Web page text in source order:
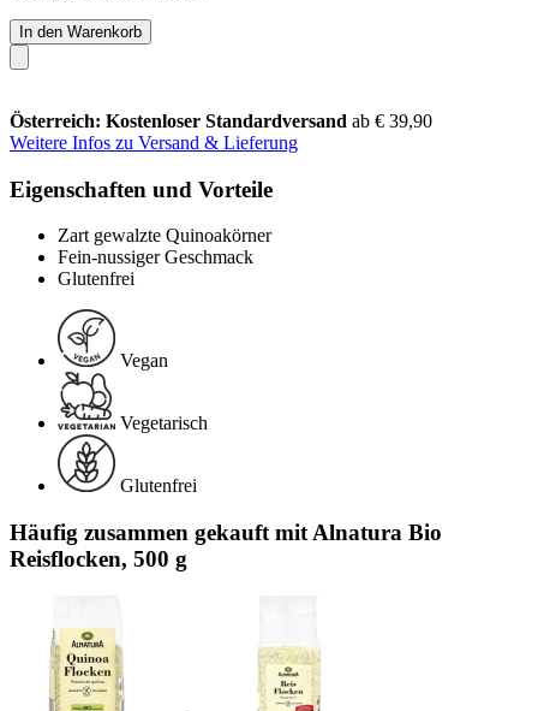
In den Warenkorb
Österreich: Kostenloser Standardversand ab € 39,90
Weitere Infos zu Versand & Lieferung
Eigenschaften und Vorteile
Zart gewalzte Quinoakörner
Fein-nussiger Geschmack
Glutenfrei
Vegan
Vegetarisch
Glutenfrei
Häufig zusammen gekauft mit Alnatura Bio
Reisflocken, 500 g